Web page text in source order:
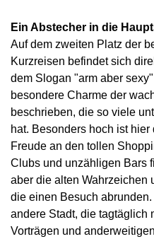
Ein Abstecher in die
Auf dem zweiten Platz der
Kurzreisen befindet sich
dem Slogan "arm aber
besondere Charme der
beschrieben, die so viele
hat. Besonders hoch ist
Freude an den tollen
Clubs und unzähligen Bars
aber die alten Wahrzeichen
die einen Besuch
andere Stadt, die tagtäglich
Vorträgen und